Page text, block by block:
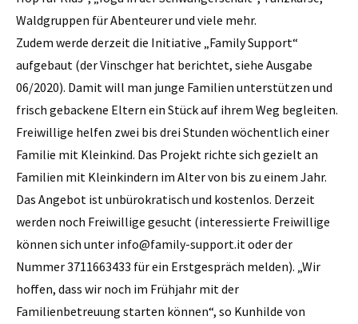
Waldgruppen für Abenteurer und viele mehr.
Zudem werde derzeit die Initiative „Family Support“
aufgebaut (der Vinschger hat berichtet, siehe Ausgabe
06/2020). Damit will man junge Familien unterstützen und
frisch gebackene Eltern ein Stück auf ihrem Weg begleiten.
Freiwillige helfen zwei bis drei Stunden wöchentlich einer
Familie mit Kleinkind. Das Projekt richte sich gezielt an
Familien mit Kleinkindern im Alter von bis zu einem Jahr.
Das Angebot ist unbürokratisch und kostenlos. Derzeit
werden noch Freiwillige gesucht (interessierte Freiwillige
können sich unter info@family-support.it oder der
Nummer 3711663433 für ein Erstgespräch melden). „Wir
hoffen, dass wir noch im Frühjahr mit der
Familienbetreuung starten können“, so Kunhilde von